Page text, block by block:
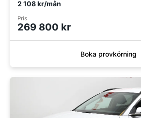
2 108 kr/mån
Pris
269 800 kr
Boka provkörning